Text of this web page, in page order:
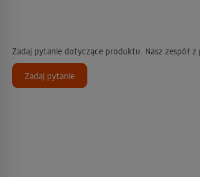
Zadaj pytanie dotyczące produktu. Nasz zespół
Zadaj pytanie